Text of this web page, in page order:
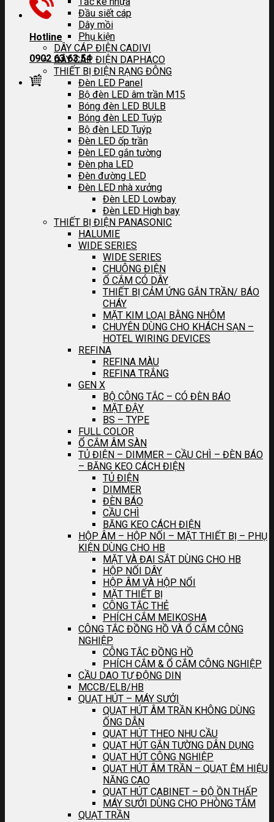
Hotline
0902 63 63 54
Đầu siết cáp
Dây mồi
Phụ kiện
DÂY CÁP ĐIỆN CADIVI
DÂY CÁP ĐIỆN DAPHACO
THIẾT BỊ ĐIỆN RẠNG ĐÔNG
Đèn LED Panel
Bộ đèn LED âm trần M15
Bóng đèn LED BULB
Bóng đèn LED Tuýp
Bộ đèn LED Tuýp
Đèn LED ốp trần
Đèn LED gắn tường
Đèn pha LED
Đèn đường LED
Đèn LED nhà xưởng
Đèn LED Lowbay
Đèn LED High bay
THIẾT BỊ ĐIỆN PANASONIC
HALUMIE
WIDE SERIES
WIDE SERIES
CHUÔNG ĐIỆN
Ổ CẮM CÓ DÂY
THIẾT BỊ CẢM ỨNG GẮN TRẦN/ BÁO
CHÁY
MẶT KIM LOẠI BẰNG NHÔM
CHUYÊN DÙNG CHO KHÁCH SẠN –
HOTEL WIRING DEVICES
REFINA
REFINA MÀU
REFINA TRẮNG
GEN X
BỘ CÔNG TẮC – CÓ ĐÈN BÁO
MẶT ĐẬY
BS – TYPE
FULL COLOR
Ổ CẮM ÂM SÀN
TỦ ĐIỆN – DIMMER – CẦU CHÌ – ĐÈN BÁO
– BĂNG KEO CÁCH ĐIỆN
TỦ ĐIỆN
DIMMER
ĐÈN BÁO
CẦU CHÌ
BĂNG KEO CÁCH ĐIỆN
HỘP ÂM – HỘP NỐI – MẶT THIẾT BỊ – PHỤ
KIỆN DÙNG CHO HB
MẶT VÀ ĐAI SẮT DÙNG CHO HB
HỘP NỐI DÂY
HỘP ÂM VÀ HỘP NỔI
MẶT THIẾT BỊ
CÔNG TẮC THẺ
PHÍCH CẮM MEIKOSHA
CÔNG TẮC ĐỒNG HỒ VÀ Ổ CẮM CÔNG
NGHIỆP
CÔNG TẮC ĐỒNG HỒ
PHÍCH CẮM & Ổ CẮM CÔNG NGHIỆP
CẦU DAO TỰ ĐỘNG DIN
MCCB/ELB/HB
QUẠT HÚT – MÁY SƯỞI
QUẠT HÚT ÂM TRẦN KHÔNG DÙNG
ỐNG DẪN
QUẠT HÚT THEO NHU CẦU
QUẠT HÚT GẮN TƯỜNG DÂN DỤNG
QUẠT HÚT CÔNG NGHIỆP
QUẠT HÚT ÂM TRẦN – QUẠT ÊM HIỆU
NĂNG CAO
QUẠT HÚT CABINET – ĐỘ ỒN THẤP
MÁY SƯỞI DÙNG CHO PHÒNG TẮM
QUẠT TRẦN